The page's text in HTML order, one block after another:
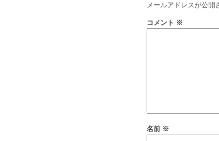
メールアドレスが公開
コメント ※
名前 ※